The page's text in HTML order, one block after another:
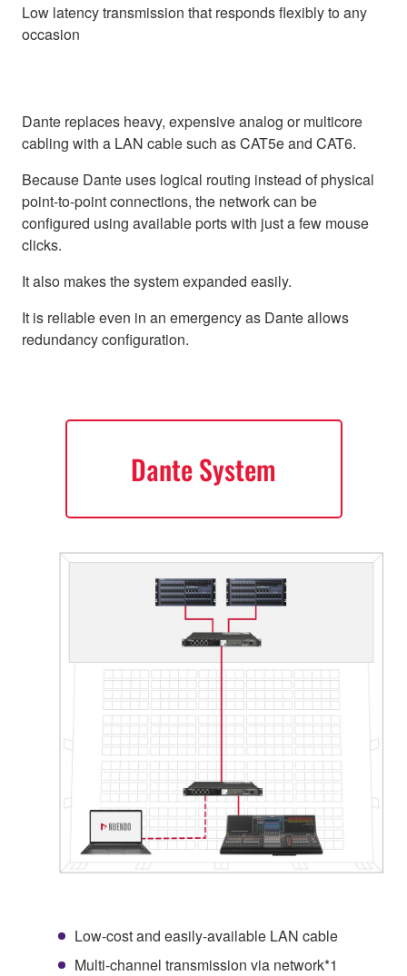
Low latency transmission that responds flexibly to any
occasion
Dante replaces heavy, expensive analog or multicore
cabling with a LAN cable such as CAT5e and CAT6.
Because Dante uses logical routing instead of physical
point-to-point connections, the network can be
configured using available ports with just a few mouse
clicks.
It also makes the system expanded easily.
It is reliable even in an emergency as Dante allows
redundancy configuration.
Dante System
Low-cost and easily-available LAN cable
Multi-channel transmission via network*1